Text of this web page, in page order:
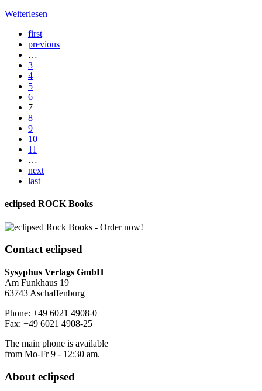
Weiterlesen
first
previous
…
3
4
5
6
7
8
9
10
11
…
next
last
eclipsed ROCK Books
Contacteclipsed
Sysyphus Verlags GmbH
Am Funkhaus 19
63743 Aschaffenburg
Phone: +49 6021 4908-0
Fax: +49 6021 4908-25
The main phone is available
from Mo-Fr 9 - 12:30 am.
About eclipsed